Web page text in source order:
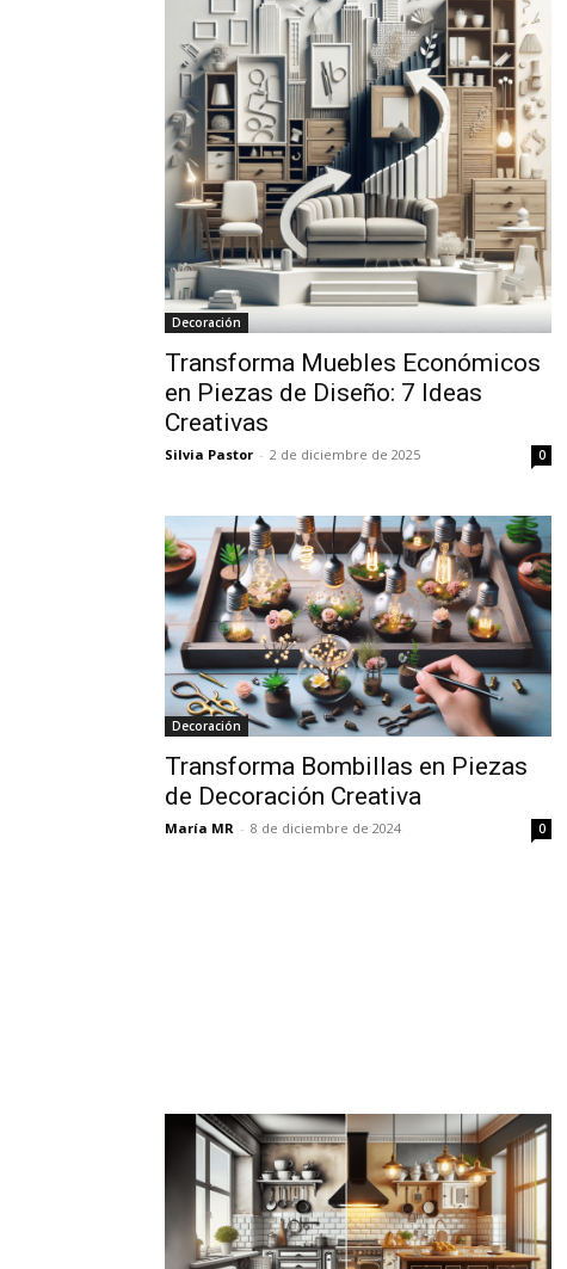
Decoración
Transforma Muebles Económicos
en Piezas de Diseño: 7 Ideas
Creativas
Silvia Pastor - 2 de diciembre de 2025 0
Decoración
Transforma Bombillas en Piezas
de Decoración Creativa
María MR - 8 de diciembre de 2024 0